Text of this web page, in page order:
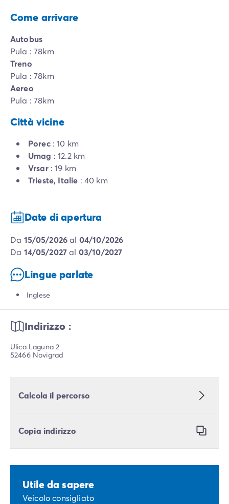
Come arrivare
Autobus
Pula : 78km
Treno
Pula : 78km
Aereo
Pula : 78km
Città vicine
Porec: 10 km
Umag : 12.2 km
Vrsar: 19 km
Trieste, Italie : 40 km
Date di apertura
da 15/05/2026al 04/10/2026
da 14/05/2027al 03/10/2027
Lingue parlate
Inglese
Indirizzo :
Ulica Laguna 2
52466 Novigrad
Calcola il percorso
Copia indirizzo
Utile da sapere
Veicolo consigliato